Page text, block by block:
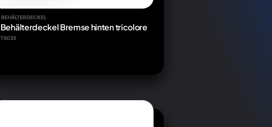
BEHÄLTERDECKEL
Behälterdeckel Bremse hinten tricolore
TS035